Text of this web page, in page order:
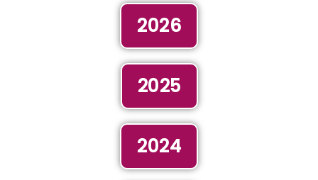
2026
2025
2024